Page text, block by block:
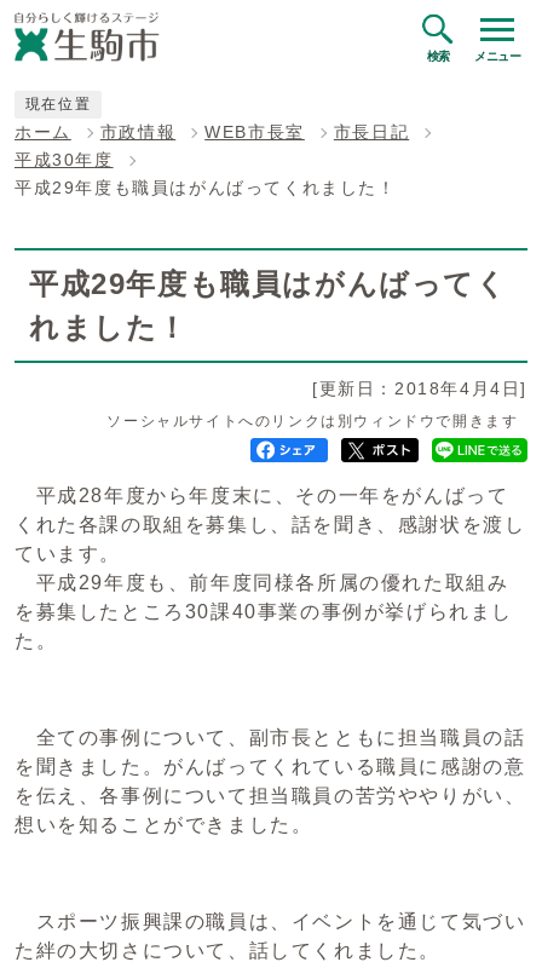
検索 メニュー
現在位置
ホーム 市政情報 WEB市長室
市長日記
平成30年度
平成29年度も職員はがんばってくれました！
平成29年度も職員はがんばってく
れました！
[更新日：2018年4月4日]
ソーシャルサイトへのリンクは別ウィンドウで開きます
平成28年度から年度末に、その一年をがんばって
くれた各課の取組を募集し、話を聞き、感謝状を渡し
ています。
平成29年度も、前年度同様各所属の優れた取組み
を募集したところ30課40事業の事例が挙げられまし
た。
全ての事例について、副市長とともに担当職員の話
を聞きました。がんばってくれている職員に感謝の意
を伝え、各事例について担当職員の苦労ややりがい、
想いを知ることができました。
スポーツ振興課の職員は、イベントを通じて気づい
た絆の大切さについて、話してくれました。